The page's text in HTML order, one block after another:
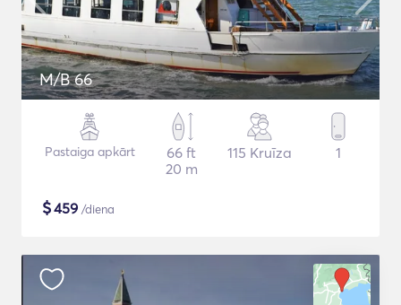
M/B 66
Pastaiga apkārt
66 ft
20 m
115 Kruīza 1
$459 /diena